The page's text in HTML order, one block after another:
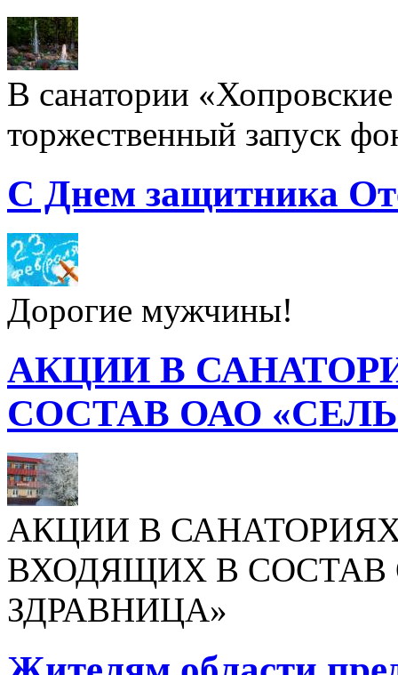
В санатории «Хопровские
торжественный запуск
С Днем защитника
Дорогие мужчины!
АКЦИИ В
СОСТАВ ОАО
АКЦИИ В
ВХОДЯЩИХ В СОСТАВ
ЗДРАВНИЦА»